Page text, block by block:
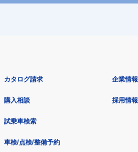
カタログ請求
購入相談
試乗車検索
車検/点検/整備予約
企業情報
採用情報